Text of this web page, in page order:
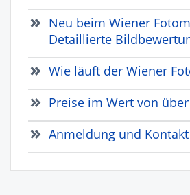
Neu beim Wiener
Detaillierte
Wie läuft der Wiener
Preise im Wert von
Anmeldung und Kontakt